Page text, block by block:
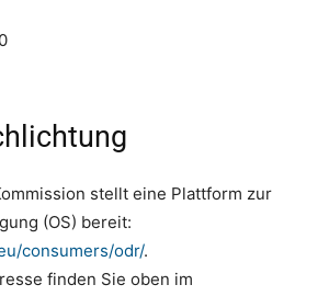
stellt eine Plattform zur
(OS) bereit:
consumers/odr/.
finden Sie oben im